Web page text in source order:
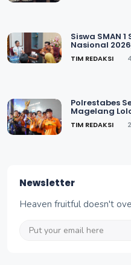
Siswa SMAN
Nasional
TIM REDAKSI
Polrestabes
Magelang
TIM REDAKSI
Newsletter
Heaven fruitful doesn't